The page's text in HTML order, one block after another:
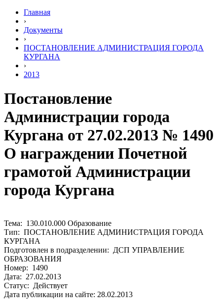
Главная
›
Документы
›
ПОСТАНОВЛЕНИЕ АДМИНИСТРАЦИЯ ГОРОДА
КУРГАНА
›
2013
Постановление
Администрации города
Кургана от 27.02.2013 № 1490
О награждении Почетной
грамотой Администрации
города Кургана
Тема: 130.010.000 Образование
Тип: ПОСТАНОВЛЕНИЕ АДМИНИСТРАЦИЯ ГОРОДА
КУРГАНА
Подготовлен в подразделении: ДСП УПРАВЛЕНИЕ
ОБРАЗОВАНИЯ
Номер: 1490
Дата: 27.02.2013
Статус: Действует
Дата публикации на сайте: 28.02.2013